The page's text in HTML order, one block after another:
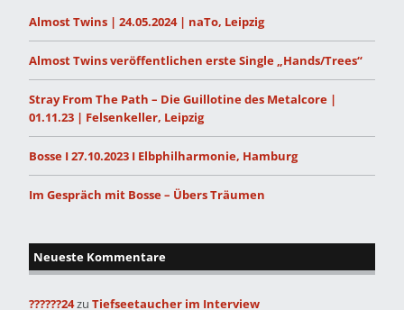
Almost Twins | 24.05.2024 | naTo, Leipzig
Almost Twins veröffentlichen erste Single „Hands/Trees“
Stray From The Path – Die Guillotine des Metalcore |
01.11.23 | Felsenkeller, Leipzig
Bosse I 27.10.2023 I Elbphilharmonie, Hamburg
Im Gespräch mit Bosse – Übers Träumen
Neueste Kommentare
??????24zu Tiefseetaucher im Interview